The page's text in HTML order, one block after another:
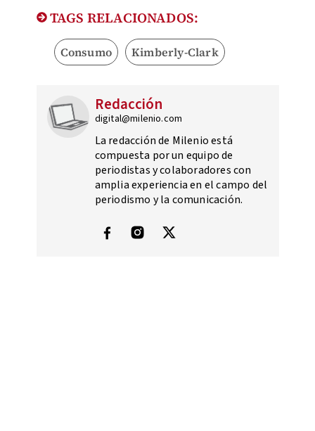
TAGS RELACIONADOS:
Consumo Kimberly-Clark
Redacción
digital@milenio.com
La redacción de Milenio está
compuesta por un equipo de
periodistas y colaboradores con
amplia experiencia en el campo del
periodismo y la comunicación.